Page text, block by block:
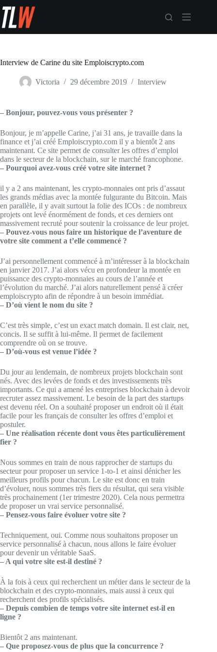
au
contenu
Interview de Carine du site Emploiscrypto.com
Victoria 29 décembre 2019 Interview
– Bonjour, pouvez-vous vous présenter ?
Bonjour, je m’appelle Carine, j’ai 31 ans, je travaille dans la
finance et j’ai créé Emploiscrypto.com il y a bientôt 2 ans
maintenant. Ce site permet de consulter les offres d’emploi
dans le secteur de la blockchain, sur le marché francophone.
– Pourquoi avez-vous créé votre site internet ?
il y a 2 ans maintenant, les crypto-monnaies ont pris d’assaut
les grands médias avec la montée fulgurante du Bitcoin. Mais
en parallèle, il y avait surtout la folie des ICOs : de nombreux
projets ont levé énormément de fonds, et ces derniers ont
massivement recruté pour soutenir la croissance de leur projet.
– Pouvez-vous nous faire un historique de l’aventure de
votre site comment a t’elle commencé ?
J’ai personnellement commencé à m’intéresser à la blockchain
en janvier 2017. J’ai alors vécu en profondeur la montée en
puissance des crypto-monnaies au cours de l’année et
l’évolution du marché. J’ai alors naturellement pensé à créer
emploiscrypto afin de répondre à un besoin immédiat.
– D’où vient le nom du site ?
C’est très simple, c’est un exact match domain. Il est clair, net,
concis. Il se suffit à lui-même. Il permet de facilement
comprendre où on se trouve.
– D’où-vous est venue l’idée ?
Du jour au lendemain, de nombreux projets blockchain sont
nés. Avec des levées de fonds et des investissements très
importants. Ce qui a amené les entreprises blockchain à devoir
recruter assez massivement. Le besoin de la part des startups
est devenu réel. On a souhaité proposer un endroit où il était
facile pour les français de consulter les offres d’emploi et
postuler.
– Une réalisation récente dont vous êtes particulièrement
fier ?
Nous sommes en train de nous rapprocher de startups du
secteur pour proposer un service 1-to-1 et ainsi dénicher les
meilleurs profils pour chacun. Le site est donc en train
d’évoluer, nous sommes très fiers du résultat, qui sera visible
très prochainement (1er trimestre 2020). Cela nous permettra
de proposer un vrai service personnalisé.
– Pensez-vous faire évoluer votre site ?
Techniquement, oui. Comme nous souhaitons proposer un
service personnalisé à chacun, nous allons le faire évoluer
pour devenir un véritable SaaS.
– A qui votre site est-il destiné ?
À la fois à ceux qui recherchent un métier dans le secteur de la
blockchain et des crypto-monnaies, mais aussi à ceux qui
recherchent des profils spécialisés.
– Depuis combien de temps votre site internet est-il en
ligne ?
Bientôt 2 ans maintenant.
– Que proposez-vous de plus que la concurrence ?